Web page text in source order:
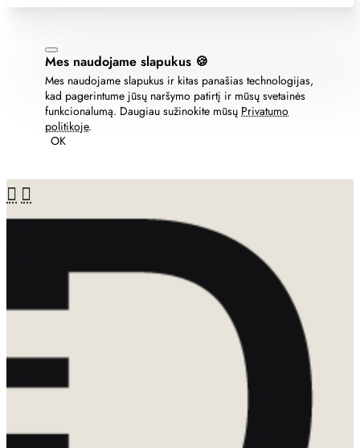
Mes naudojame slapukus 🍪
Mes naudojame slapukus ir kitas panašias technologijas,
kad pagerintume jūsų naršymo patirtį ir mūsų svetainės
funkcionalumą. Daugiau sužinokite mūsų Privatumo
politikoje.
OK